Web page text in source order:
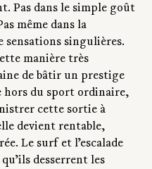
Pas dans le simple goût
même dans la
sensations singulières.
manière très
de bâtir un prestige
hors du sport ordinaire,
cette sortie à
devient rentable,
Le surf et l’escalade
desserrent les